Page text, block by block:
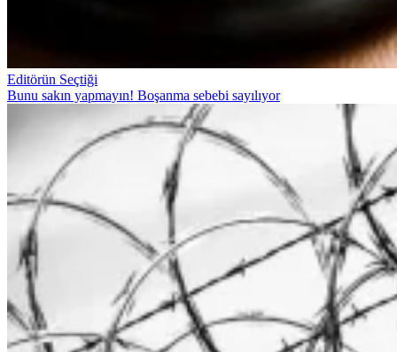
Editörün Seçtiği
Bunu sakın yapmayın! Boşanma sebebi sayılıyor